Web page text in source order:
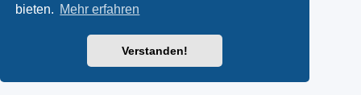
bieten. Mehr erfahren
Verstanden!